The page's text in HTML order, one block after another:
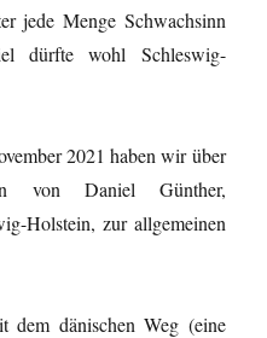
jede Menge Schwachsinn
dürfte wohl Schleswig-
2021 haben wir über
von Daniel Günther,
Holstein, zur allgemeinen
dem dänischen Weg (eine